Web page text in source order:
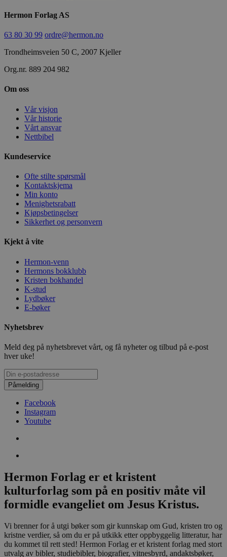
Hermon Forlag AS
63 80 30 99 ordre@hermon.no
Trondheimsveien 50 C, 2007 Kjeller
Org.nr. 889 204 982
Om oss
Vår visjon
Vår historie
Vårt ansvar
Nettbibel
Kundeservice
Ofte stilte spørsmål
Kontaktskjema
Min konto
Menighetsrabatt
Kjøpsbetingelser
Sikkerhet og personvern
Kjekt å vite
Hermon-venn
Hermons bokklubb
Kristen bokhandel
K-stud
Lydbøker
E-bøker
Nyhetsbrev
Meld deg på nyhetsbrevet vårt, og få nyheter og tilbud på e-post
hver uke!
Påmelding
Facebook
Instagram
Youtube
Hermon Forlag er et kristent
kulturforlag som på en positiv måte vil
formidle evangeliet om Jesus Kristus.
Vi brenner for å utgi bøker som gir kunnskap om Gud, kristen tro og
kristne verdier, så om du er på utkikk etter oppbyggelig litteratur, har
du kommet til rett sted! Hermon Forlag er et kristent forlag med stort
utvalg av bibler, studiebibler, biografier, vitnesbyrd, andaktsbøker,